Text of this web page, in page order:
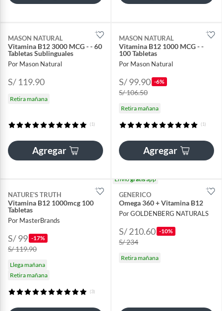
MASON NATURAL
Vitamina B12 3000 MCG - - 60
Tabletas Sublinguales
Por Mason Natural
S/ 119.90
Retira mañana
(1)
Agregar
MASON NATURAL
Vitamina B12 1000 MCG - -
100 Tabletas
Por Mason Natural
S/ 99.90 -6%
S/ 106.50
Retira mañana
(1)
Agregar
NATURE'S TRUTH
Vitamina B12 1000mcg 100
Tabletas
Por MasterBrands
S/ 99 -17%
S/ 119.90
Llega mañana
Retira mañana
(3)
Envíogratisapp
GENERICO
Omega 360 + Vitamina B12
Por GOLDENBERG NATURALS
S/ 210.60 -10%
S/ 234
Retira mañana